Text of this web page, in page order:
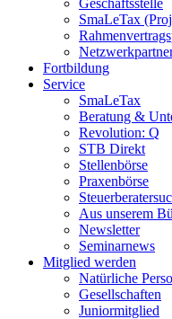
Geschäftsstelle
SmaLeTax
Fortbildung
Service
SmaLeTax
Beratung &
Revolution: Q
STB Direkt
Stellenbörse
Praxenbörse
Aus unserem
Newsletter
Seminarnews
Mitglied werden
Natürliche
Gesellschaften
Juniormitglied